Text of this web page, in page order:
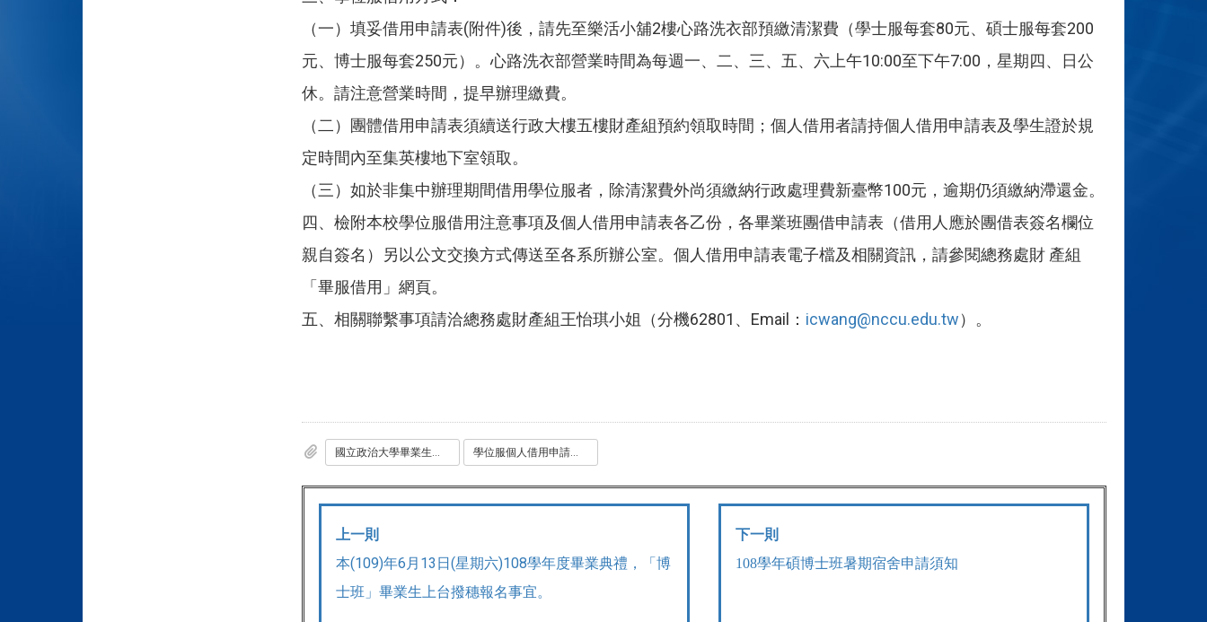
（一）填妥借用申請表(附件)後，請先至樂活小舖2樓心路洗衣部預繳清潔費（學士服每套80元、碩士服每套200
元、博士服每套250元）。心路洗衣部營業時間為每週一、二、三、五、六上午10:00至下午7:00，星期四、日公
休。請注意營業時間，提早辦理繳費。
（二）團體借用申請表須續送行政大樓五樓財產組預約領取時間；個人借用者請持個人借用申請表及學生證於規
定時間內至集英樓地下室領取。
（三）如於非集中辦理期間借用學位服者，除清潔費外尚須繳納行政處理費新臺幣100元，逾期仍須繳納滯還金。
四、檢附本校學位服借用注意事項及個人借用申請表各乙份，各畢業班團借申請表（借用人應於團借表簽名欄位
親自簽名）另以公文交換方式傳送至各系所辦公室。個人借用申請表電子檔及相關資訊，請參閱總務處財 產組
「畢服借用」網頁。
五、相關聯繫事項請洽總務處財產組王怡琪小姐（分機62801、Email： icwang@nccu.edu.tw）。
國立政治大學畢業生學位服借用注意事項_109.03.pdf 學位服個人借用申請表.pdf
上一則
本(109)年6月13日(星期六)108學年度畢業典禮，「博
士班」畢業生上台撥穗報名事宜。
下一則
108學年碩博士班暑期宿舍申請須知